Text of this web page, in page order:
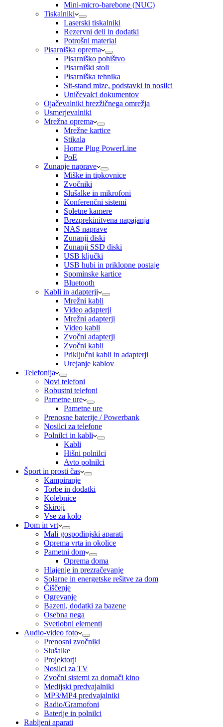
Mini-micro-barebone (NUC)
Tiskalniki
Laserski tiskalniki
Rezervni deli in dodatki
Potrošni material
Pisarniška oprema
Pisarniško pohištvo
Pisarniški stoli
Pisarniška tehnika
Sit-stand mize, podstavki in nosilci
Uničevalci dokumentov
Ojačevalniki brezžičnega omrežja
Usmerjevalniki
Mrežna oprema
Mrežne kartice
Stikala
Home Plug PowerLine
PoE
Zunanje naprave
Miške in tipkovnice
Zvočniki
Slušalke in mikrofoni
Konferenčni sistemi
Spletne kamere
Brezprekinitvena napajanja
NAS naprave
Zunanji diski
Zunanji SSD diski
USB ključki
USB hubi in priklopne postaje
Spominske kartice
Bluetooth
Kabli in adapterji
Mrežni kabli
Video adapterji
Mrežni adapterji
Video kabli
Zvočni adapterji
Zvočni kabli
Priključni kabli in adapterji
Urejanje kablov
Telefonija
Novi telefoni
Robustni telefoni
Pametne ure
Pametne ure
Prenosne baterije / Powerbank
Nosilci za telefone
Polnilci in kabli
Kabli
Hišni polnilci
Avto polnilci
Šport in prosti čas
Kampiranje
Torbe in dodatki
Kolebnice
Skiroji
Vse za kolo
Dom in vrt
Mali gospodinjski aparati
Oprema vrta in okolice
Pametni dom
Oprema doma
Hlajenje in prezračevanje
Solarne in energetske rešitve za dom
Čiščenje
Ogrevanje
Bazeni, dodatki za bazene
Osebna nega
Svetlobni elementi
Audio-video foto
Prenosni zvočniki
Slušalke
Projektorji
Nosilci za TV
Zvočni sistemi za domači kino
Medijski predvajalniki
MP3/MP4 predvajalniki
Radio/Gramofoni
Baterije in polnilci
Rabljeni aparati